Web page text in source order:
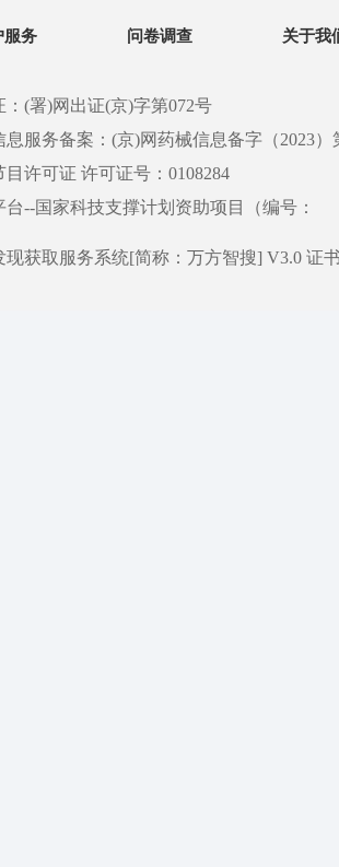
服务 问卷调查 关于我
(署)网出证(京)字第072号
服务备案：(京)网药械信息备字（2023）
许可证 许可证号：0108284
--国家科技支撑计划资助项目（编号：
获取服务系统[简称：万方智搜] V3.0 证